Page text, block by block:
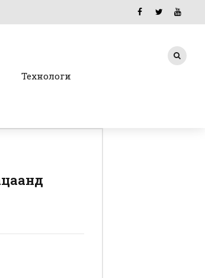
Технологи